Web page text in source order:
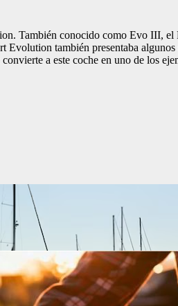
También conocido como Evo III,
también presentaba
a este coche en uno de los